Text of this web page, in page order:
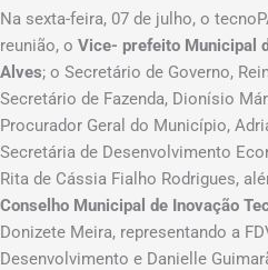
Na sexta-feira, 07 de julho, o
reunião, o Vice- prefeito Municipal
Alves; o Secretário de Governo,
Secretário de Fazenda, Dionísio
Procurador Geral do Município,
Secretária de Desenvolvimento
Rita de Cássia Fialho Rodrigues,
Conselho Municipal de Inovação
Donizete Meira, representando a
Desenvolvimento e Danielle